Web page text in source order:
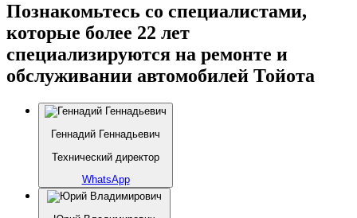
Познакомьтесь со специалистами,
которые более 22 лет
специализируются на ремонте и
обслуживании автомобилей Тойота
Геннадий Геннадьевич
Технический директор
WhatsApp